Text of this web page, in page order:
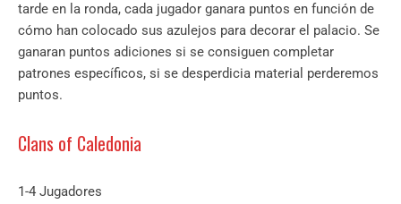
tarde en la ronda, cada jugador ganara puntos en función de
cómo han colocado sus azulejos para decorar el palacio. Se
ganaran puntos adiciones si se consiguen completar
patrones específicos, si se desperdicia material perderemos
puntos.
Clans of Caledonia
1-4 Jugadores